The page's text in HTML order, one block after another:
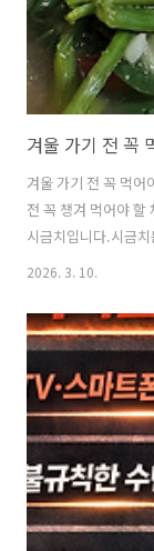
겨울 가기 전 꼭
겨울 가기 전 꼭 먹어
전 꼭 챙겨 먹어야 할
시금치입니다.시금
로 먹으면깊은 풍미
리고 건표고버섯으
식탁에서 부담 없이
치된장국(Spinach
물 1L (Rice
홍초 1개 (1 red chi..
2026. 3. 10.